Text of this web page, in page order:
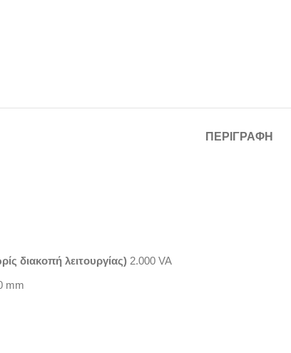
ΠΕΡΙΓΡΑΦΉ
διακοπή λειτουργίας) 2.000 VA
mm